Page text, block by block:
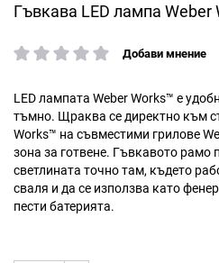
Гъвкава LED лампа Weber
рейтинг:
Добави мнение
LED лампата Weber Works™ е
тъмно. Щраква се директно към
Works™ на съвместими грилове
зона за готвене. Гъвкавото рамо
светлината точно там, където
сваля и да се използва като
пести батерията.
Преминете
началото
на
със
снимки